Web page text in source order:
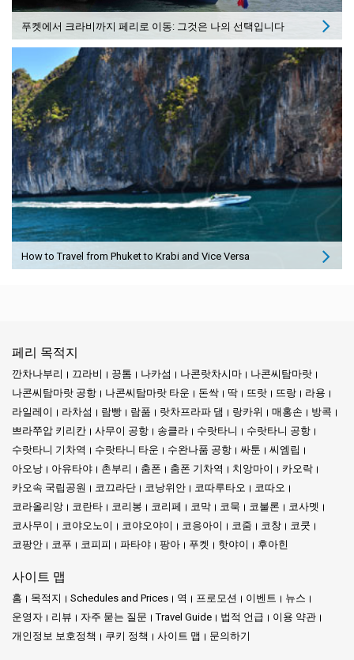
푸켓에서 크라비까지 페리로 이동: 그것은 나의 선택입니다
How to Travel from Phuket to Krabi and Vice Versa
페리 목적지
깐차나부리 끄라비 끙톰 나카섬 나콘랏차시마
나콘씨탐마랏
나콘씨탐마랏 공항
나콘씨탐마랏 타운 돈싹 딱 뜨랏 뜨랑
라용
라일레이
라차섬 람빵 람품 랏차프라파 댐 랑카위 매홍손
방콕
쁘라쭈압 키리칸
사무이 공항 송클라 수랏타니
수랏타니 공항
수랏타니 기차역
수랏타니 타운 수완나품 공항 싸툰
씨엠립
아오낭
아유타야 촌부리 춤폰 춤폰 기차역 치앙마이
카오락
카오속 국립공원
코끄라단 코낭위안 코따루타오
코따오
코라올리앙
코란타 코리봉 코리페 코막 코묵 코불론
코사멧
코사무이
코야오노이 코야오야이 코응아이 코줌 코창
코쿳
코팡안
코푸 코피피 파타야 팡아 푸켓 핫야이 후아힌
사이트 맵
홈 목적지 Schedules and Prices 역 프로모션 이벤트
뉴스
운영자
리뷰 자주 묻는 질문 Travel Guide 법적 언급
이용 약관
개인정보 보호정책
쿠키 정책 사이트 맵 문의하기